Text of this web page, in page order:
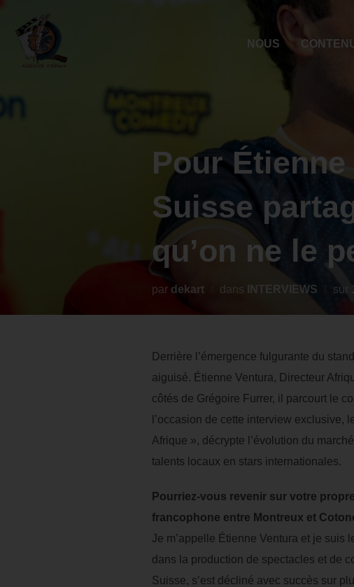
NOUS
Pour
Suisse
qu’on ne le
par dekart dans INTERVIEWS sur
Derrière l’émergence fulgurante du
aiguisé. Étienne Ventura, Directeur
côtés de Grégoire Furrer, il parcourt le
l’occasion de cette interview
Afrique », décrypte l’évolution du
talents locaux en stars internationales.
Pourriez-vous revenir sur votre
francophone entre Montreux et
Je m’appelle Étienne Ventura et je suis
dans la production de spectacles et de
Suisse, s’est décliné avec succès sur